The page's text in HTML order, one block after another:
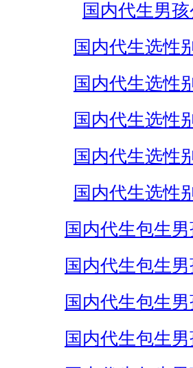
国内代生男孩
国内代生选性
国内代生选性
国内代生选性
国内代生选性
国内代生选性
国内代生包生
国内代生包生
国内代生包生
国内代生包生